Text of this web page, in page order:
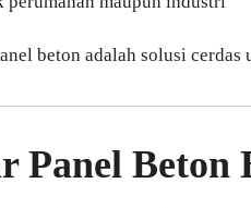
beton adalah solusi
Panel Beton